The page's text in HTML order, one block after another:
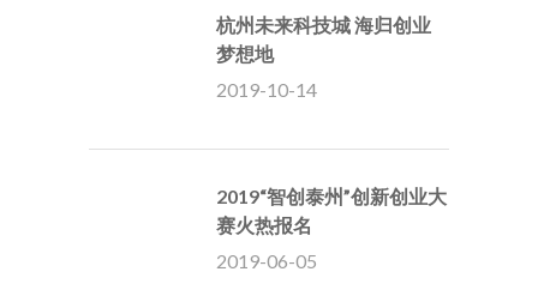
杭州未来科技城 海归创业
梦想地
2019-10-14
2019“智创泰州”创新创业大
赛火热报名
2019-06-05